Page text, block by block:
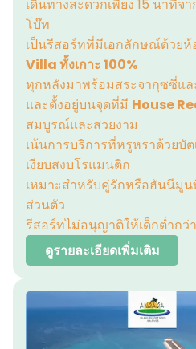
เดินทางสะดวกเพียง 15 นาที
โบ๊ท
เป็นรีสอร์ทที่มีเอกลักษณ์ด้วยห้
Villa ทั้งเกาะ 100%
ทุกหลังมาพร้อมสระจากุซซี่แ
และตั้งอยู่บนจุดที่มี House
สมบูรณ์และสวยงาม
เน้นการบริการที่หรูหราด้วยบั
เงียบสงบโรแมนติก
เหมาะสำหรับคู่รักหรือฮันนีมูน
ส่วนตัว
รีสอร์ทไม่อนุญาติให้เด็กต่ำกว่
ดูรายละเอียดเพิ่มเติม